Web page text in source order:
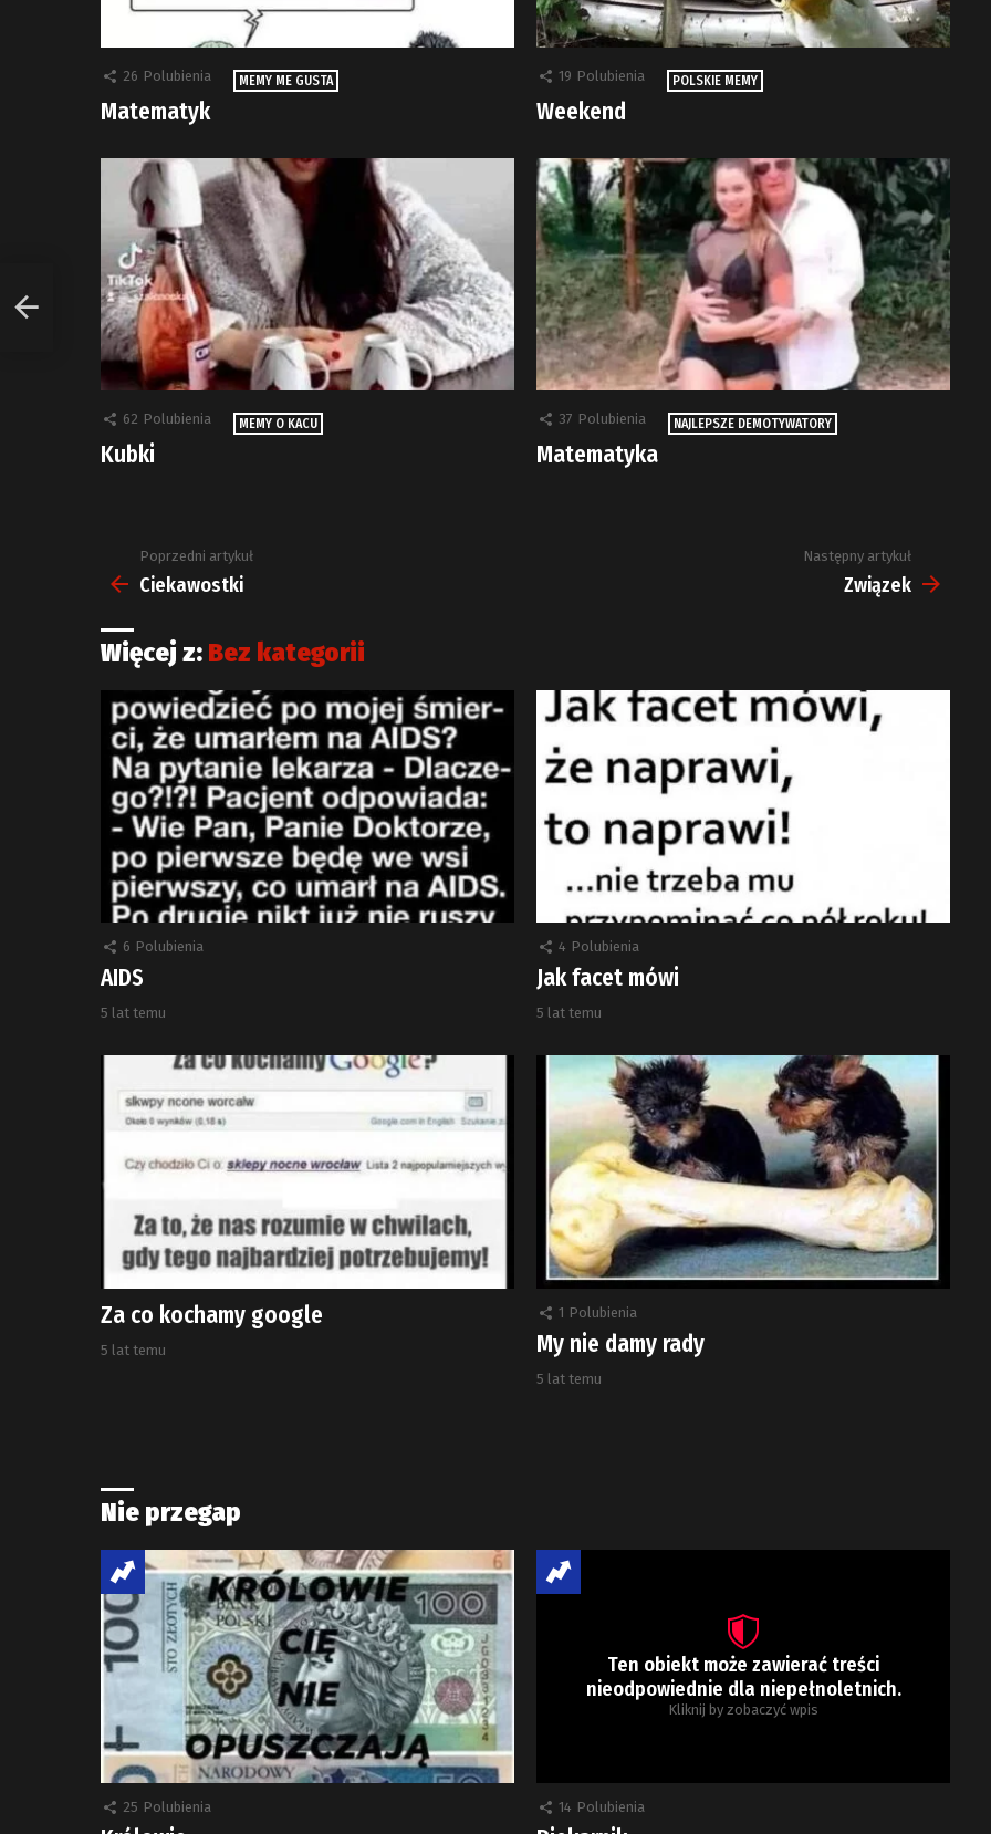
26 Polubienia MEMY ME GUSTA
Matematyk
19 Polubienia POLSKIE MEMY
Weekend
62 Polubienia MEMY O KACU
Kubki
37 Polubienia NAJLEPSZE DEMOTYWATORY
Matematyka
Zobacz
więcej
Poprzedni artykuł
Ciekawostki
Następny artykuł
Związek
Więcej z: Bez kategorii
6 Polubienia
AIDS
5 lat temu
4 Polubienia
Jak facet mówi
5 lat temu
Za co kochamy google
5 lat temu
1 Polubienia
My nie damy rady
5 lat temu
Nie przegap
25 Polubienia
Ten obiekt może zawierać treści
nieodpowiednie dla niepełnoletnich.
Kliknij by zobaczyć wpis
14 Polubienia